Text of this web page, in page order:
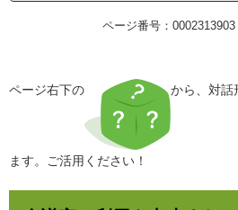
ページ番号：0002313903
ページ右下の から、対話
ます。ご活用ください！